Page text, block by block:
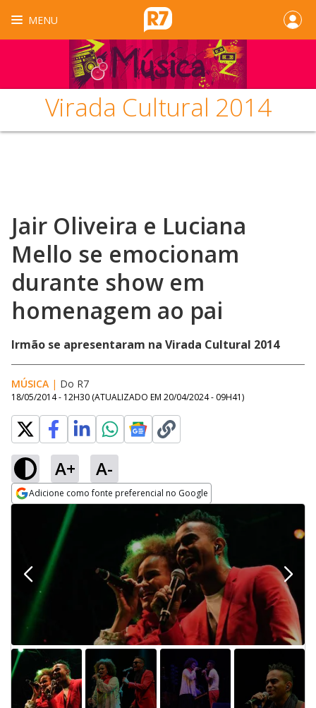
MENU
Virada Cultural 2014
Jair Oliveira e Luciana
Mello se emocionam
durante show em
homenagem ao pai
Irmão se apresentaram na Virada Cultural 2014
MÚSICA | Do R7
18/05/2014 - 12H30 (ATUALIZADO EM 20/04/2024 - 09H41)
A+ A-
Adicione como fonte preferencial no Google
Opens in new window